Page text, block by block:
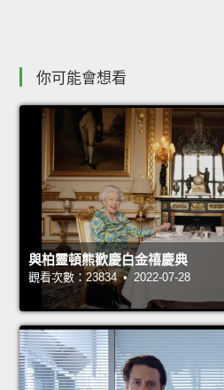
你可能會想看
與柏靈頓熊歡慶白金禧慶典
觀看次數：23834 • 2022-07-28